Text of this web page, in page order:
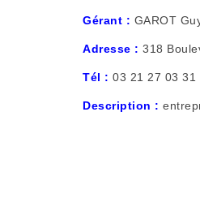
Gérant : GAROT
Adresse : 318
Tél : 03 21 27 03 31
Description :